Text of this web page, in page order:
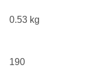
0.53 kg
190